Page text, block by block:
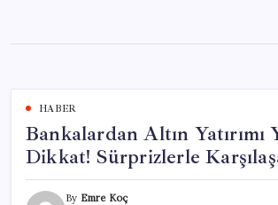
content
HABER
Bankalardan Altın Yatırımı
Dikkat! Sürprizlerle
By Emre Koç